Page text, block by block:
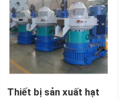
Thiết bị sản xuất hạt